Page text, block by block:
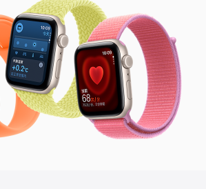
SE
3